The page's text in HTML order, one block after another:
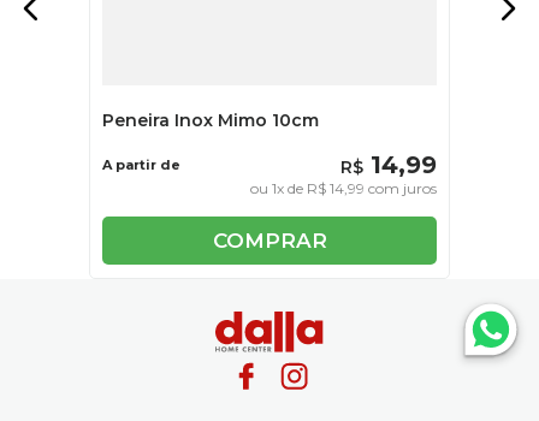
Peneira Inox Mimo 10cm
A partir de R$ 14,99
ou1x de R$ 14,99 com juros
COMPRAR